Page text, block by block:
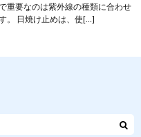
重要なのは紫外線の種類に合わせ
。 日焼け止めは、使[…]